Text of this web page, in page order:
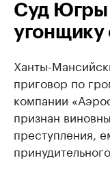
Суд Югры
угонщику
Ханты-
приговор по
компании
признан
преступления,